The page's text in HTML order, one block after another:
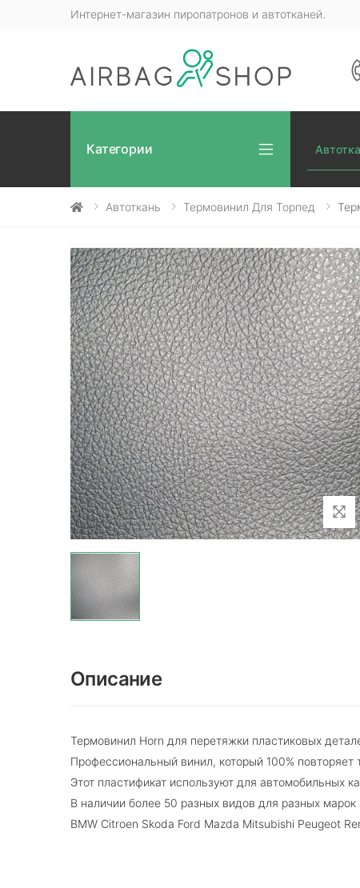
Интернет-магазин пиропатронов и автотканей.
Категории
Автоткань Термовинил Для Торпед
Описание
Термовинил Horn для перетяжки пластиковых
Профессиональный винил, который 100% повторяет
Этот пластификат используют для автомобильных
В наличии более 50 разных видов для разных марок
BMW Citroen Skoda Ford Mazda Mitsubishi Peugeot